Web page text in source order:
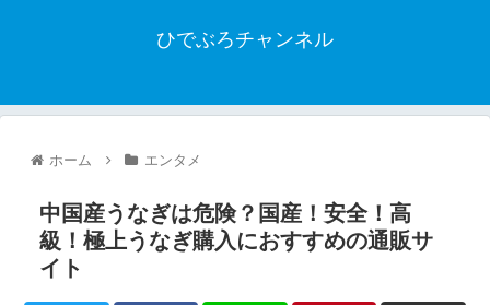
ひでぶろチャンネル
ホーム エンタメ
中国産うなぎは危険？国産！安全！高
級！極上うなぎ購入におすすめの通販サ
イト